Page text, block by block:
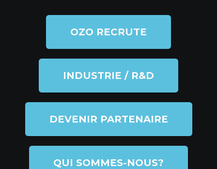
OZO RECRUTE
INDUSTRIE / R&D
DEVENIR PARTENAIRE
QUI SOMMES-NOUS?